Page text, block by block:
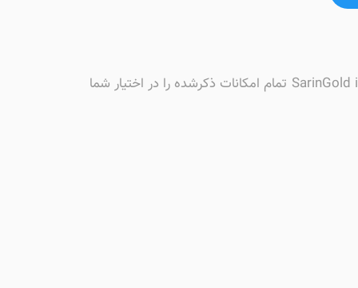
کاربران iOS می‌توانند دانلود SarinGold آیفون را به صورت امن و رایگان از سیبچه انجام دهند. نسخه رسمی و به‌روز SarinGold iOS تمام امکانات ذکرشده را در اختیار شما